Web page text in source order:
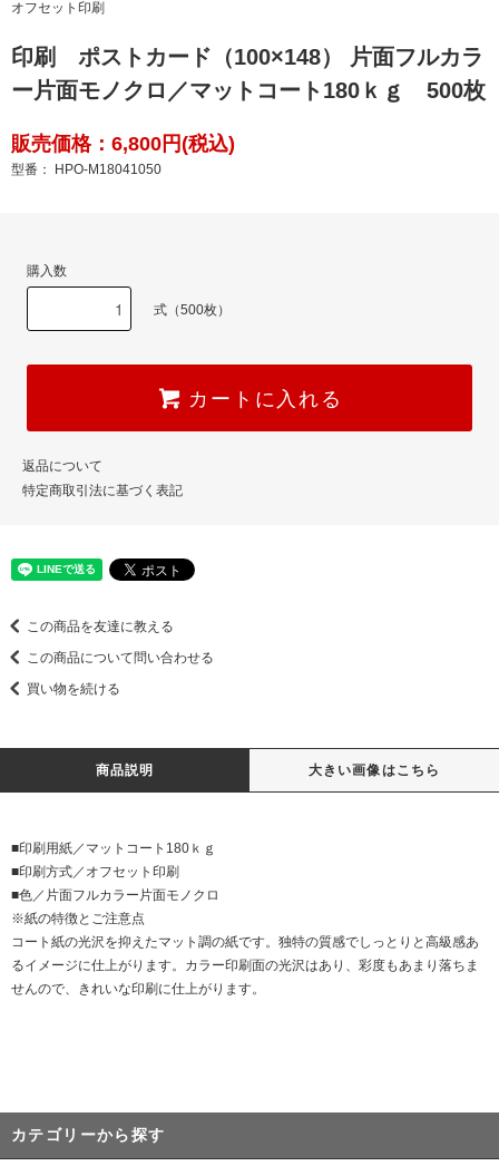
オフセット印刷
印刷 ポストカード（100×148） 片面フルカラ
ー片面モノクロ／マットコート180ｋｇ 500枚
販売価格：6,800円(税込)
型番： HPO-M18041050
購入数
式（500枚）
カートに入れる
返品について
特定商取引法に基づく表記
この商品を友達に教える
この商品について問い合わせる
買い物を続ける
商品説明 大きい画像はこちら
■印刷用紙／マットコート180ｋｇ
■印刷方式／オフセット印刷
■色／片面フルカラー片面モノクロ
※紙の特徴とご注意点
コート紙の光沢を抑えたマット調の紙です。独特の質感でしっとりと高級感あ
るイメージに仕上がります。カラー印刷面の光沢はあり、彩度もあまり落ちま
せんので、きれいな印刷に仕上がります。
カテゴリーから探す